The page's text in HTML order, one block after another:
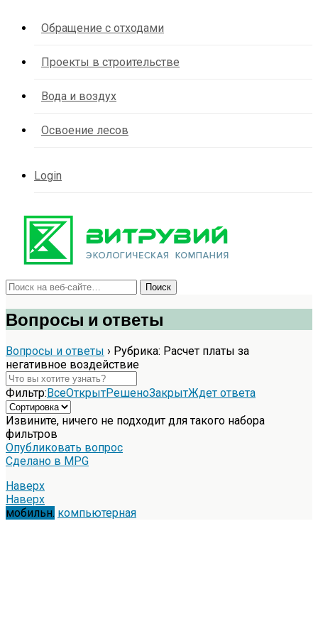
Обращение с отходами
Проекты в строительстве
Вода и воздух
Освоение лесов
Login
Вопросы и ответы
Вопросы и ответы › Рубрика: Расчет платы за
негативное воздействие
Фильтр:ВсеОткрытРешеноЗакрытЖдет ответа
Извините, ничего не подходит для такого набора
фильтров
Опубликовать вопрос
Сделано в MPG
Наверх
Наверх
мобильн. компьютерная